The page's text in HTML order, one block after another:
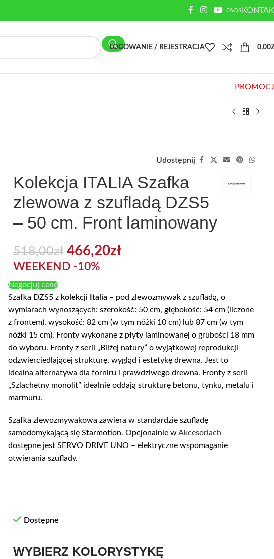
FAQS
LOGOWANIE / REJESTRACJA 0,00
Udostępnij
Kolekcja ITALIA Szafka
zlewowa z szufladą DZS5
– 50 cm. Front laminowany
518,00zł 466,20zł
WEEKEND -10%
Negocjuj cenę
Szafka DZS5 z kolekcji Italia – pod zlewozmywak z szufladą, o
wymiarach wynoszących: szerokość: 50 cm, głębokość: 54 cm (liczone
z frontem), wysokość: 82 cm (w tym nóżki 10 cm) lub 87 cm (w tym
nóżki 15 cm). Fronty wykonane z płyty laminowanej o grubości 18 mm
do wyboru. Fronty z serii „Bliżej natury” o wyjątkowej reprodukcji
odzwierciedlającej strukturę, wygląd i estetykę drewna. Jest to
idealna alternatywa dla forniru i prawdziwego drewna. Fronty z serii
„Szlachetny monolit” idealnie oddają strukturę betonu, tynku, metalu i
marmuru.
Szafka zlewozmywakowa zawiera w standardzie szufladę
samodomykającą się Starmotion. Opcjonalnie wAkcesoriach
dostępne jest SERVO DRIVE UNO – elektryczne wspomaganie
otwierania szuflady.
Dostępne
WYBIERZ KOLORYSTYKĘ